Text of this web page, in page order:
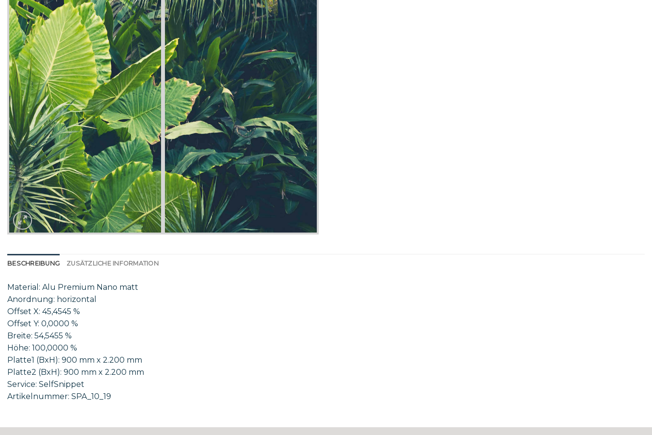
BESCHREIBUNG ZUSÄTZLICHE INFORMATION
Material: Alu Premium Nano matt
Anordnung: horizontal
Offset X: 45,4545 %
Offset Y: 0,0000 %
Breite: 54,5455 %
Höhe: 100,0000 %
Platte1 (BxH): 900 mm x 2.200 mm
Platte2 (BxH): 900 mm x 2.200 mm
Service: SelfSnippet
Artikelnummer: SPA_10_19